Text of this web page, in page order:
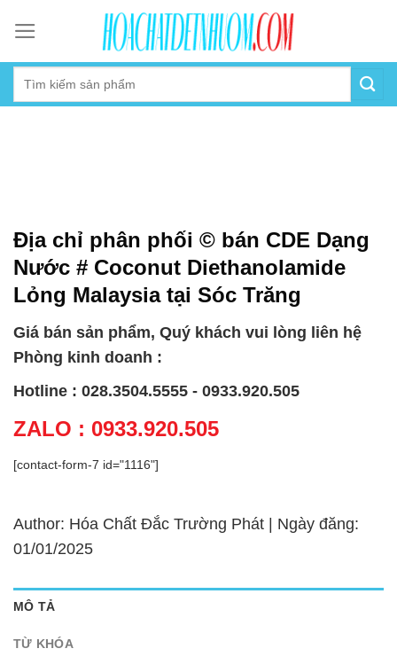
content
Địa chỉ phân phối © bán CDE Dạng
Nước # Coconut Diethanolamide
Lỏng Malaysia tại Sóc Trăng
Giá bán sản phẩm, Quý khách vui lòng liên hệ
Phòng kinh doanh :
Hotline : 028.3504.5555 - 0933.920.505
ZALO : 0933.920.505
[contact-form-7 id="1116"]
Author: Hóa Chất Đắc Trường Phát | Ngày đăng:
01/01/2025
MÔ TẢ
TỪ KHÓA